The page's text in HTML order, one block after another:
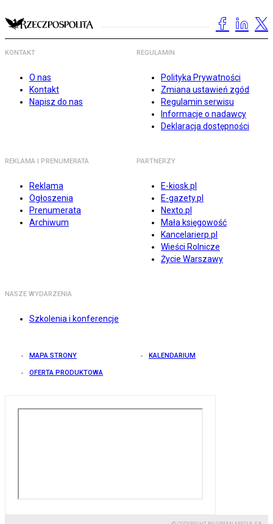
KONTAKT
O nas
Kontakt
Napisz do nas
REGULAMIN
Polityka Prywatności
Zmiana ustawień zgód
Regulamin serwisu
Informacje o nadawcy
Deklaracja dostępności
REKLAMA I PRENUMERATA
Reklama
Ogłoszenia
Prenumerata
Archiwum
PARTNERZY
E-kiosk.pl
E-gazety.pl
Nexto.pl
Mała księgowość
Kancelarierp.pl
Wieści Rolnicze
Życie Warszawy
NASZE WYDARZENIA
Szkolenia i konferencje
MAPA STRONY KALENDARIUM
OFERTA PRODUKTOWA